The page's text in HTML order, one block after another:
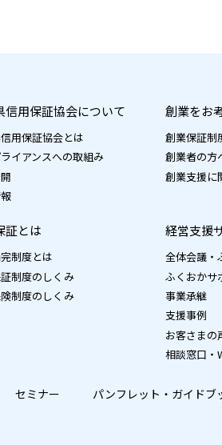
信用保証協会について
用保証協会とは
イアンスへの取組み
証とは
制度とは
制度のしくみ
制度のしくみ
創業をお
創業保証制
創業者の方
創業支援に
経営支援
全体会議・
ふくおかサ
事業承継
支援事例
お客さまの
相談窓口・
セミナー パンフレット・ガイドブ